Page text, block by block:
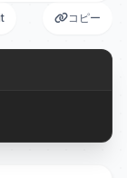
コピー